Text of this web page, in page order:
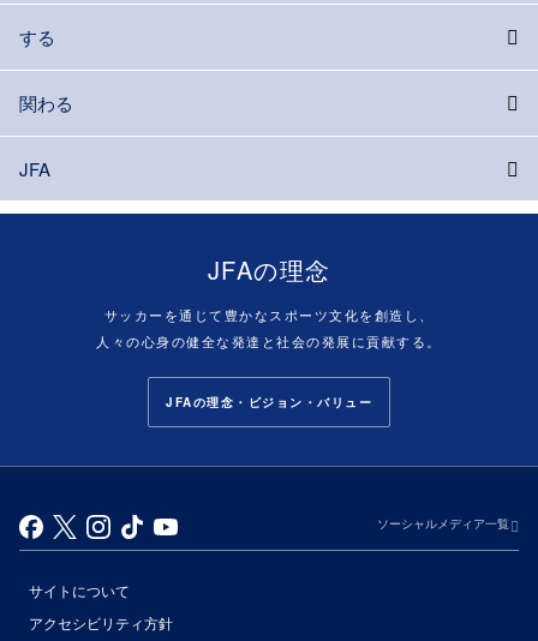
する
関わる
JFA
JFAの理念
サッカーを通じて豊かなスポーツ文化を創造し、
人々の心身の健全な発達と社会の発展に貢献する。
JFAの理念・ビジョン・バリュー
ソーシャルメディア一覧
サイトについて
アクセシビリティ方針